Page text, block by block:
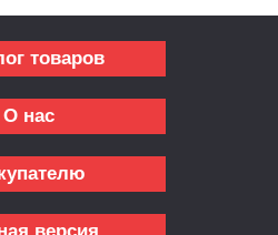
товаров
О нас